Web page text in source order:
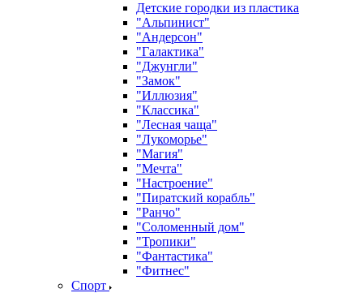
Детские городки из пластика
"Альпинист"
"Андерсон"
"Галактика"
"Джунгли"
"Замок"
"Иллюзия"
"Классика"
"Лесная чаща"
"Лукоморье"
"Магия"
"Мечта"
"Настроение"
"Пиратский корабль"
"Ранчо"
"Соломенный дом"
"Тропики"
"Фантастика"
"Фитнес"
Спорт